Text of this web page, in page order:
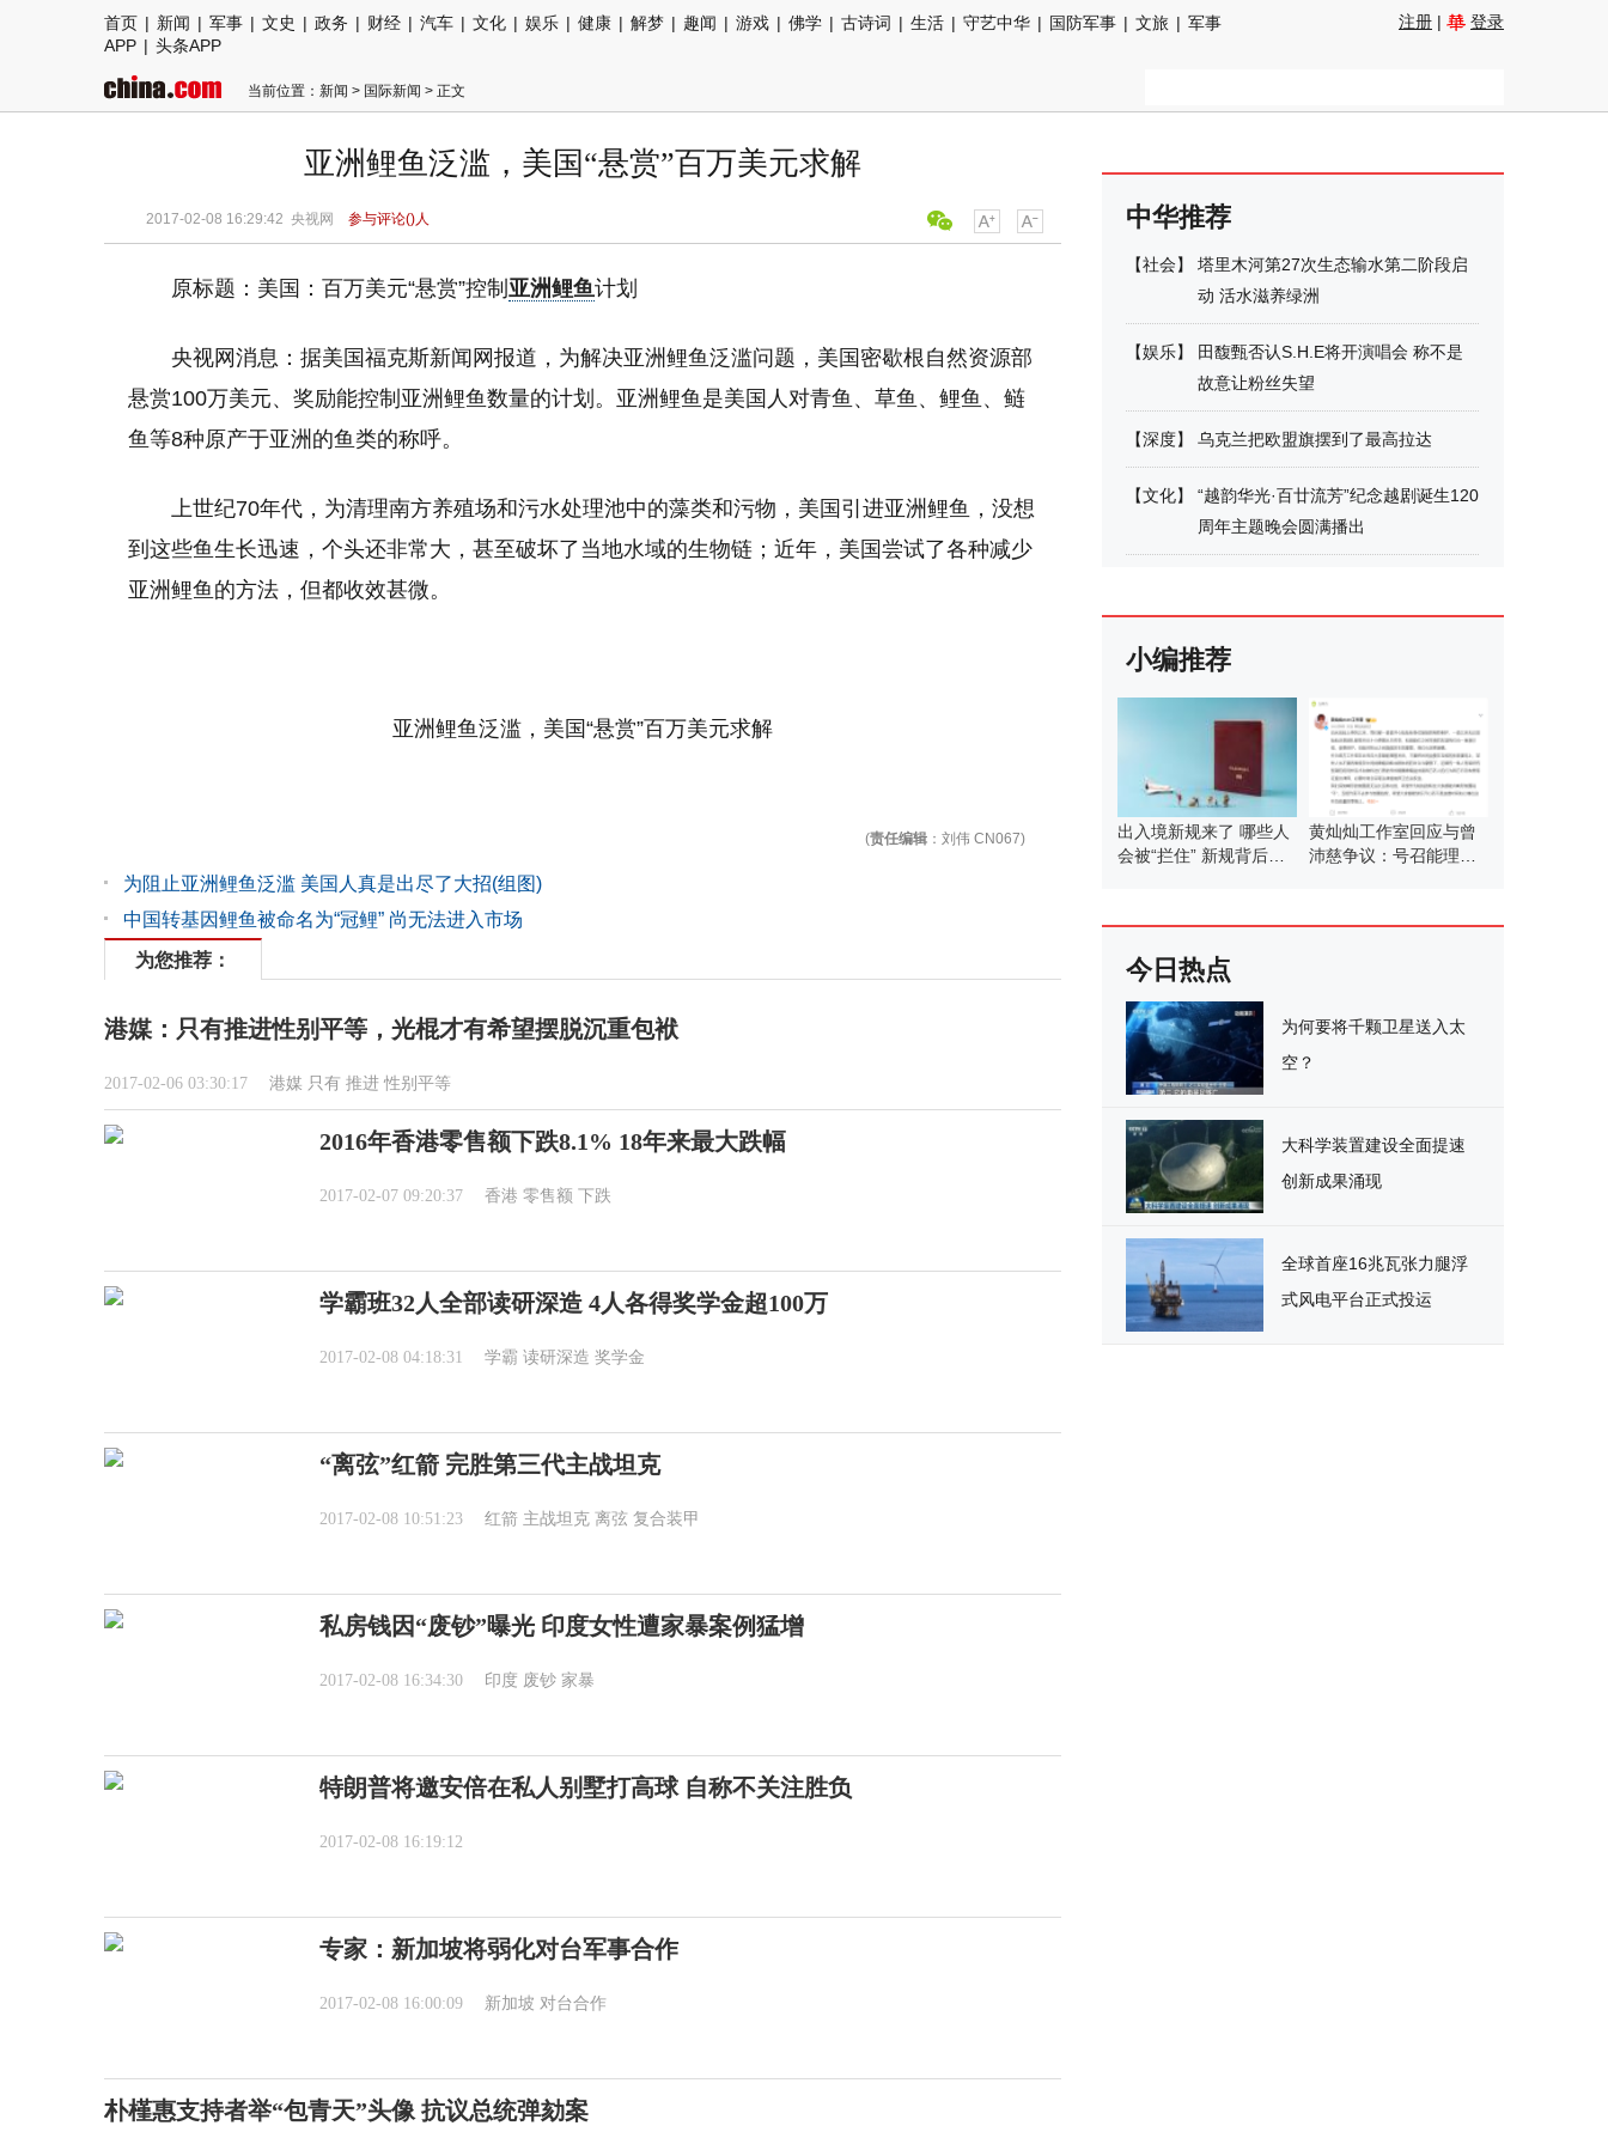
首页 | 新闻 | 军事 | 文史 | 政务 | 财经 | 汽车 | 文化 | 娱乐 | 健康 | 解梦 | 趣闻 | 游戏 | 佛学 | 古诗词 | 生活 | 守艺中华 | 国防军事 | 文旅 | 军事
APP | 头条APP
注册 | 登录
当前位置： 新闻 > 国际新闻 > 正文
亚洲鲤鱼泛滥，美国“悬赏”百万美元求解
2017-02-08 16:29:42 央视网 参与评论()人
原标题：美国：百万美元“悬赏”控制 亚洲鲤鱼计划
央视网消息：据美国福克斯新闻网报道，为解决亚洲鲤鱼泛滥问题，美国密歇根自然资源部
悬赏100万美元、奖励能控制亚洲鲤鱼数量的计划。亚洲鲤鱼是美国人对青鱼、草鱼、鲤鱼、鲢
鱼等8种原产于亚洲的鱼类的称呼。
上世纪70年代，为清理南方养殖场和污水处理池中的藻类和污物，美国引进亚洲鲤鱼，没想
到这些鱼生长迅速，个头还非常大，甚至破坏了当地水域的生物链；近年，美国尝试了各种减少
亚洲鲤鱼的方法，但都收效甚微。
亚洲鲤鱼泛滥，美国“悬赏”百万美元求解
(责任编辑 ：刘伟 CN067)
为阻止亚洲鲤鱼泛滥 美国人真是出尽了大招(组图)
中国转基因鲤鱼被命名为“冠鲤” 尚无法进入市场
为您推荐：
港媒：只有推进性别平等，光棍才有希望摆脱沉重包袱
2017-02-06 03:30:17 港媒 只有 推进 性别平等
2016年香港零售额下跌8.1% 18年来最大跌幅
2017-02-07 09:20:37 香港 零售额 下跌
学霸班32人全部读研深造 4人各得奖学金超100万
2017-02-08 04:18:31 学霸 读研深造 奖学金
“离弦”红箭 完胜第三代主战坦克
2017-02-08 10:51:23 红箭 主战坦克 离弦 复合装甲
私房钱因“废钞”曝光 印度女性遭家暴案例猛增
2017-02-08 16:34:30 印度 废钞 家暴
特朗普将邀安倍在私人别墅打高球 自称不关注胜负
2017-02-08 16:19:12
专家：新加坡将弱化对台军事合作
2017-02-08 16:00:09 新加坡 对台合作
朴槿惠支持者举“包青天”头像 抗议总统弹劾案
中华推荐
【社会】
塔里木河第27次生态输水第二阶段启
动 活水滋养绿洲
【娱乐】
田馥甄否认S.H.E将开演唱会 称不是
故意让粉丝失望
【深度】 乌克兰把欧盟旗摆到了最高拉达
【文化】
“越韵华光·百廿流芳”纪念越剧诞生120
周年主题晚会圆满播出
小编推荐
出入境新规来了 哪些人
会被“拦住” 新规背后的
黄灿灿工作室回应与曾
沛慈争议：号召能理智
今日热点
为何要将千颗卫星送入太
空？
大科学装置建设全面提速
创新成果涌现
全球首座16兆瓦张力腿浮
式风电平台正式投运